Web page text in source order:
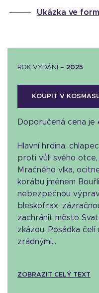
Ukázka ve
ROK VYDÁNÍ – 2025
KOUPIT V
Doporučená cena je
Hlavní hrdina,
proti vůli svého
Mračného vlka,
korábu jménem
nebezpečnou
bleskofrax,
zachránit město
zkázou. Posádka
zrádnými...
ZOBRAZIT CELÝ TEXT